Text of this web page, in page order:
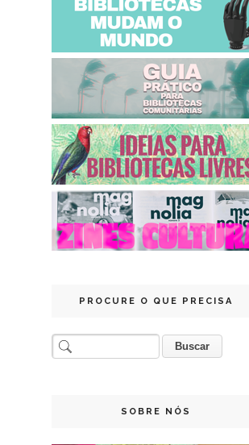
PROCURE O QUE PRECISA
SOBRE NÓS